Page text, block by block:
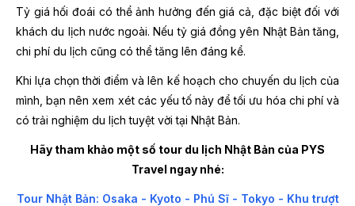
Tỷ giá hối đoái có thể ảnh hưởng đến giá cả, đặc biệt đối với
khách du lịch nước ngoài. Nếu tỷ giá đồng yên Nhật Bản tăng,
chi phí du lịch cũng có thể tăng lên đáng kể.
Khi lựa chọn thời điểm và lên kế hoạch cho chuyến du lịch của
mình, bạn nên xem xét các yếu tố này để tối ưu hóa chi phí và
có trải nghiệm du lịch tuyệt vời tại Nhật Bản.
Hãy tham khảo một số tour du lịch Nhật Bản của PYS
Travel ngay nhé:
Tour Nhật Bản: Osaka - Kyoto - Phú Sĩ - Tokyo - Khu trượt